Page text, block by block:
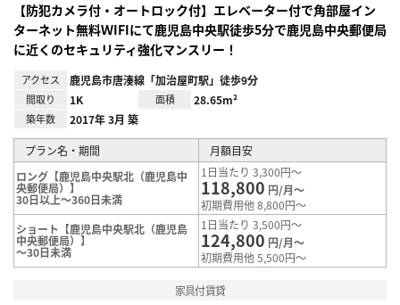
【防犯カメラ付・オートロック付】エレベーター付で角部屋イン
ターネット無料ＷIFIにて鹿児島中央駅徒歩5分で鹿児島中央郵便局
に近くのセキュリティ強化マンスリー！
アクセス 鹿児島市唐湊線「加治屋町駅」徒歩9分
間取り 1K 面積 28.65m²
築年数 2017年 3月 築
プラン名・期間
月額目安
ロング【鹿児島中央駅北（鹿児島中
央郵便局）】
30日以上～360日未満
1日当たり 3,300円～
118,800 円/月～
初期費用他 8,800円～
ショート【鹿児島中央駅北（鹿児島
中央郵便局）】
～30日未満
1日当たり 3,500円～
124,800 円/月～
初期費用他 5,500円～
家具付賃貸